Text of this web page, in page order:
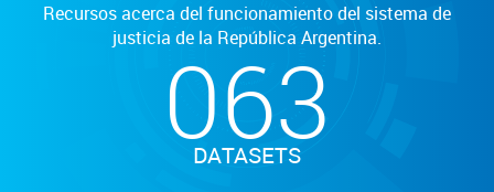
Recursos acerca del funcionamiento del sistema de
justicia de la República Argentina.
063
DATASETS